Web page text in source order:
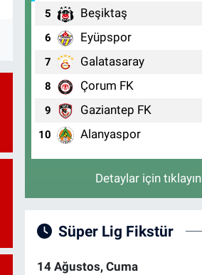
5 Beşiktaş
6 Eyüpspor
7 Galatasaray
8 Çorum FK
9 Gaziantep FK
10 Alanyaspor
Detaylar için tıklayın
Süper Lig Fikstür
14 Ağustos, Cuma